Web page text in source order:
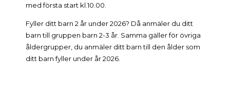
med första start kl.10.00.
Fyller ditt barn 2 år under 2026? Då anmäler du ditt
barn till gruppen barn 2-3 år. Samma gäller för övriga
åldergrupper, du anmäler ditt barn till den ålder som
ditt barn fyller under år 2026.